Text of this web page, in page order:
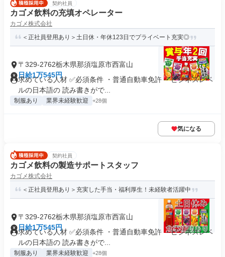
契約社員
カゴメ飲料の充填オペレーター
カゴメ株式会社
＜正社員登用あり＞土日休・年休123日でプライベート充実◎
〒329-2762栃木県那須塩原市西富山
日給1万545円
求めている人材 ✅必須条件 ・普通自動車免許 ・ビジネスレベ
ルの日本語の 読み書きがで...
制服あり 業界未経験歓迎 +28個
気になる
契約社員
カゴメ飲料の製造サポートスタッフ
カゴメ株式会社
＜正社員登用あり＞充実した手当・福利厚生！未経験者活躍中
〒329-2762栃木県那須塩原市西富山
日給1万545円
求めている人材 ✅必須条件 ・普通自動車免許 ・ビジネスレベ
ルの日本語の 読み書きがで...
制服あり 業界未経験歓迎 +28個